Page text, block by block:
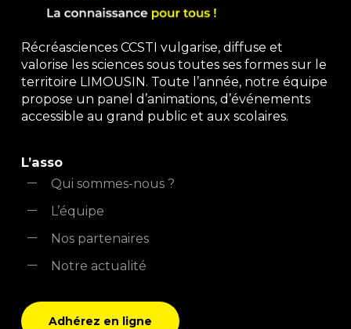
Récréasciences CCSTI vulgarise, diffuse et
valorise les sciences sous toutes ses formes sur le
territoire LIMOUSIN. Toute l’année, notre équipe
propose un panel d’animations, d’événements
accessible au grand public et aux scolaires.
L’asso
Qui sommes-nous ?
L’équipe
Nos partenaires
Notre actualité
Adhérez en ligne